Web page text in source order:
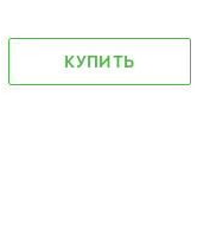
КУПИТЬ